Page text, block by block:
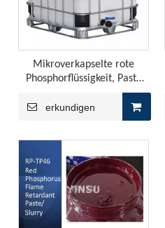
Aluminium -Hypophosphit
Mikroverkapselte rote
Phosphorflüssigkeit, Paste
PG-50 mit IBC-Behälter
erkundigen